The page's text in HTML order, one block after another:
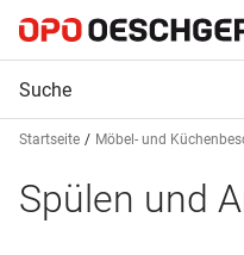
Startseite Möbel- und
Spülen und